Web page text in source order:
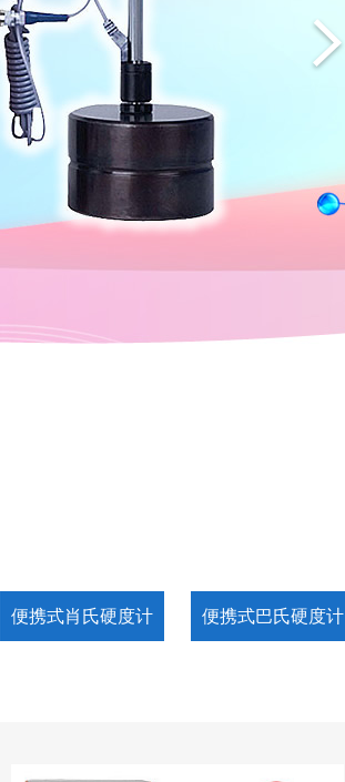
便携式肖氏硬度计 便携式巴氏硬度计